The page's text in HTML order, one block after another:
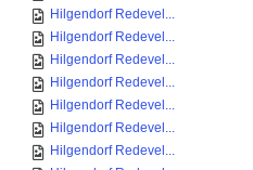
Hilgendorf Redevel...
Hilgendorf Redevel...
Hilgendorf Redevel...
Hilgendorf Redevel...
Hilgendorf Redevel...
Hilgendorf Redevel...
Hilgendorf Redevel...